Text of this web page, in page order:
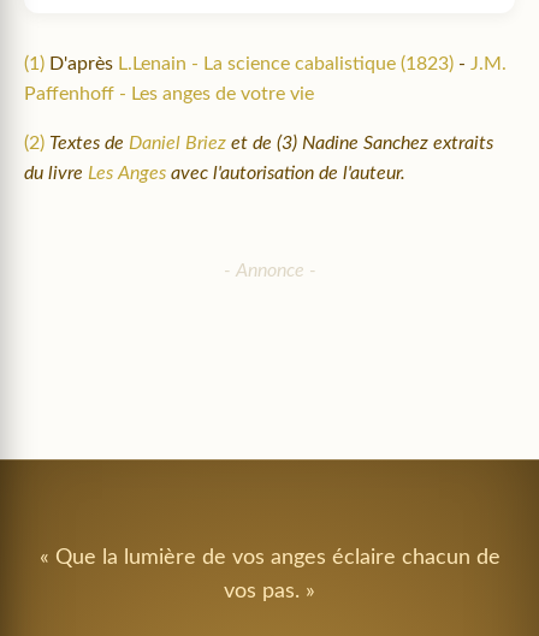
(1) D'après L.Lenain - La science cabalistique (1823) - J.M.
Paffenhoff - Les anges de votre vie
(2) Textes de Daniel Briez et de (3) Nadine Sanchez extraits
du livre Les Anges avec l'autorisation de l'auteur.
« Que la lumière de vos anges éclaire chacun de
vos pas. »